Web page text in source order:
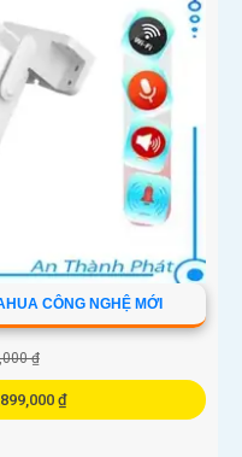
CÔNG NGHỆ MỚI
₫
₫